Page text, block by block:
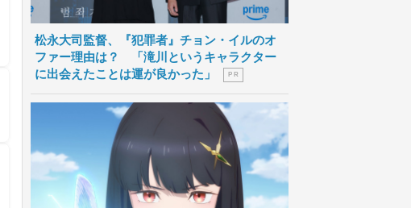
松永大司監督、『犯罪者』チョン・イルのオ
ファー理由は？ 「滝川というキャラクター
に出会えたことは運が良かった」
P R